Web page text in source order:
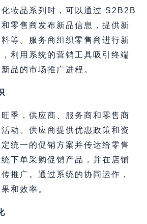
妆品系列时，可以通过 S2B2B
零售商发布新品信息，提供新
等。服务商组织零售商进行新
利用系统的营销工具吸引终端
品的市场推广进程。
季，供应商、服务商和零售商
动。供应商提供优惠政策和资
统一的促销方案并传达给零售
下单采购促销产品，并在店铺
推广。通过系统的协同运作，
和效率。